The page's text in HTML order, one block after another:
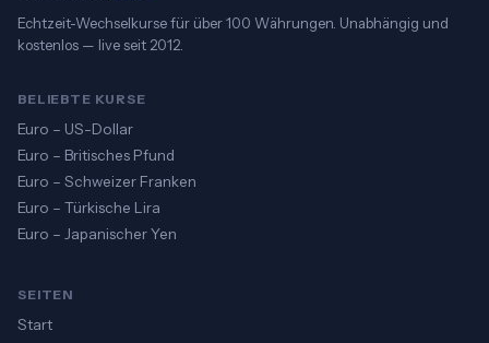
Echtzeit-Wechselkurse für über 100 Währungen. Unabhängig und
kostenlos — live seit 2012.
BELIEBTE KURSE
Euro – US-Dollar
Euro – Britisches Pfund
Euro – Schweizer Franken
Euro – Türkische Lira
Euro – Japanischer Yen
SEITEN
Start